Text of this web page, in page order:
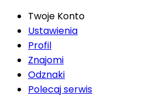
Twoje Konto
Ustawienia
Profil
Znajomi
Odznaki
Polecaj serwis